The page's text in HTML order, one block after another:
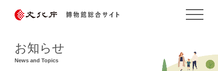
お知らせ
News and Topics